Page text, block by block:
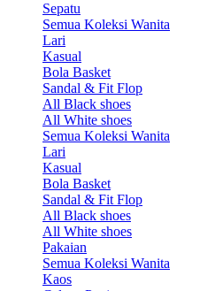
Sepatu
Semua Koleksi Wanita
Lari
Kasual
Bola Basket
Sandal & Fit Flop
All Black shoes
All White shoes
Semua Koleksi Wanita
Lari
Kasual
Bola Basket
Sandal & Fit Flop
All Black shoes
All White shoes
Pakaian
Semua Koleksi Wanita
Kaos